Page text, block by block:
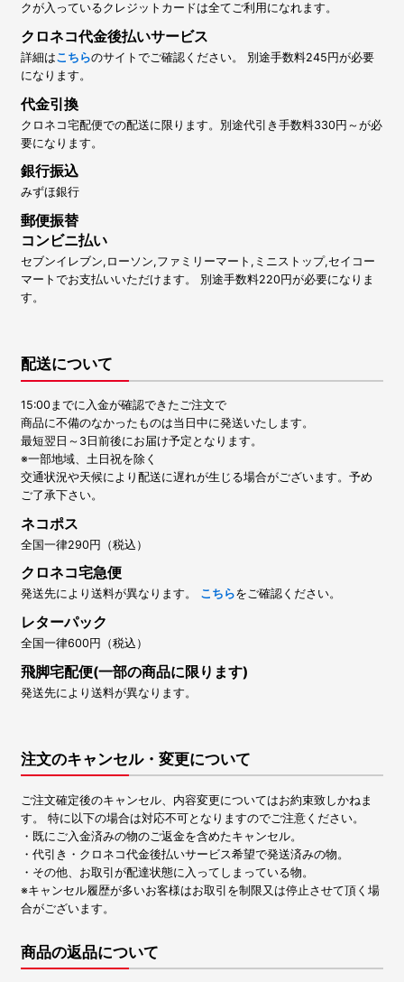
クが入っているクレジットカードは全てご利用になれます。
クロネコ代金後払いサービス
詳細はこちらのサイトでご確認ください。 別途手数料245円が必要
になります。
代金引換
クロネコ宅配便での配送に限ります。別途代引き手数料330円～が必
要になります。
銀行振込
みずほ銀行
郵便振替
コンビニ払い
セブンイレブン,ローソン,ファミリーマート,ミニストップ,セイコー
マートでお支払いいただけます。 別途手数料220円が必要になりま
す。
配送について
15:00までに入金が確認できたご注文で
商品に不備のなかったものは当日中に発送いたします。
最短翌日～3日前後にお届け予定となります。
※一部地域、土日祝を除く
交通状況や天候により配送に遅れが生じる場合がございます。予め
ご了承下さい。
ネコポス
全国一律290円（税込）
クロネコ宅急便
発送先により送料が異なります。 こちらをご確認ください。
レターパック
全国一律600円（税込）
飛脚宅配便(一部の商品に限ります)
発送先により送料が異なります。
注文のキャンセル・変更について
ご注文確定後のキャンセル、内容変更についてはお約束致しかねま
す。 特に以下の場合は対応不可となりますのでご注意ください。
・既にご入金済みの物のご返金を含めたキャンセル。
・代引き・クロネコ代金後払いサービス希望で発送済みの物。
・その他、お取引が配達状態に入ってしまっている物。
※キャンセル履歴が多いお客様はお取引を制限又は停止させて頂く場
合がございます。
商品の返品について